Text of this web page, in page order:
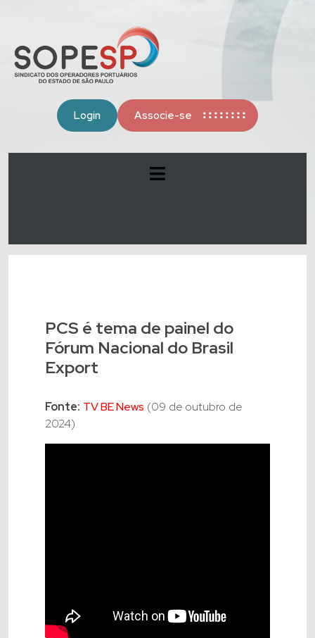
Login Associe-se
PCS é tema de painel do
Fórum Nacional do Brasil
Export
Fonte: TV BE News (09 de outubro de
2024)